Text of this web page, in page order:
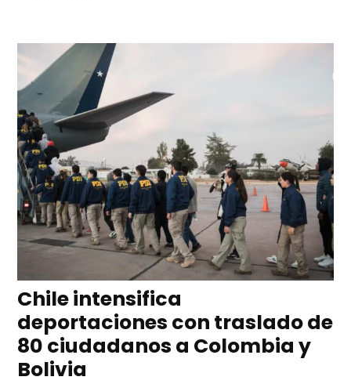
Chile intensifica
deportaciones con traslado de
80 ciudadanos a Colombia y
Bolivia